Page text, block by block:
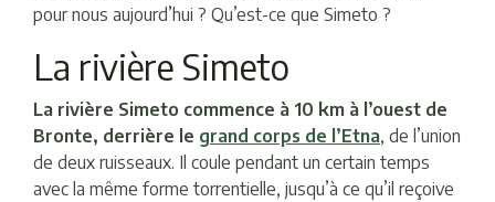
pour nous aujourd’hui ? Qu’est-ce que Simeto ?
La rivière Simeto
La rivière Simeto commence à 10 km à l’ouest de
Bronte, derrière le grand corps de l’Etna, de l’union
de deux ruisseaux. Il coule pendant un certain temps
avec la même forme torrentielle, jusqu’à ce qu’il reçoive